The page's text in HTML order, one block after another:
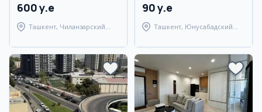
600 y.e
Ташкент, Чиланзарский
90 y.e
Ташкент, Юнусабадский